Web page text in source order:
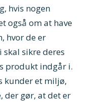
hvis nogen
også om at have
hvor de er
skal sikre deres
produkt indgår i.
kunder et miljø,
der gør, at det er